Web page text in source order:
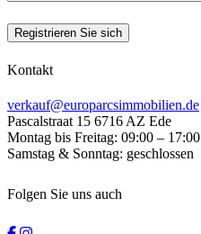
Registrieren Sie sich
Kontakt
verkauf@europarcsimmobilien.de
Pascalstraat 15 6716 AZ Ede
Montag bis Freitag: 09:00 – 17:00
Samstag & Sonntag: geschlossen
Folgen Sie uns auch